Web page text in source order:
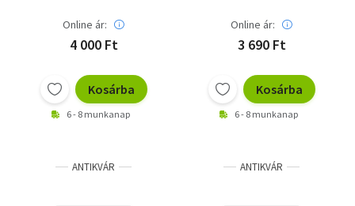
Online ár:
4 000 Ft
Kosárba
6 - 8 munkanap
Online ár:
3 690 Ft
Kosárba
6 - 8 munkanap
ANTIKVÁR ANTIKVÁR